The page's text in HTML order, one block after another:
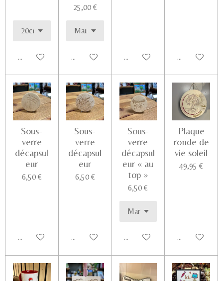
Ajouter au panier
25,00 €
Ajouter au panierAjouter au panierVoir les
Sous-
verre
décapsul
eur
6,50 €
Ajouter au panier
Sous-
verre
décapsul
eur
6,50 €
Ajouter au panier
Sous-
verre
décapsul
eur « au
top »
6,50 €
Ajouter au panier
Plaque
ronde de
vie soleil
49,95 €
Voir les